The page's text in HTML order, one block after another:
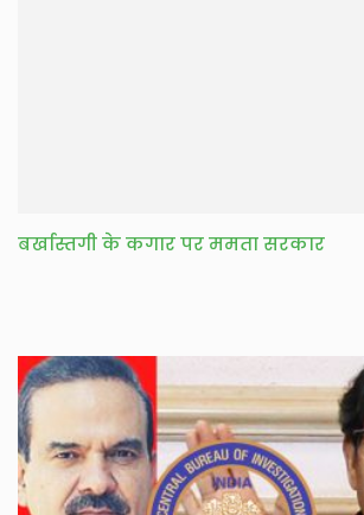
बर्खास्तगी के कगार पर ममता सरकार